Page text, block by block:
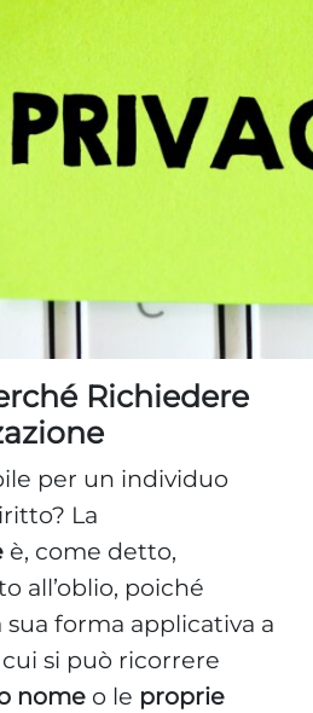
Richiedere
per un individuo
La
è, come detto,
all’oblio, poiché
forma applicativa a
si può ricorrere
nome o le proprie